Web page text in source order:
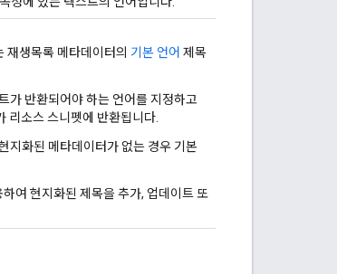
재생목록 메타데이터의 기본 언어 제목
가 반환되어야 하는 언어를 지정하고
리소스 스니펫에 반환됩니다.
지화된 메타데이터가 없는 경우 기본
하여 현지화된 제목을 추가, 업데이트 또